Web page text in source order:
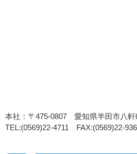
本社：〒475-0807 愛知県半田市八軒
TEL:(0569)22-4711 FAX:(0569)22-